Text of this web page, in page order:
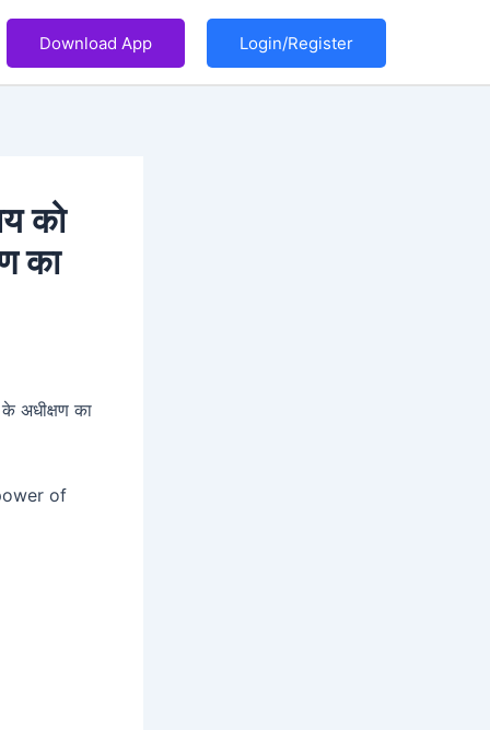
Download App Login/Register
को
का
अधीक्षण का
of